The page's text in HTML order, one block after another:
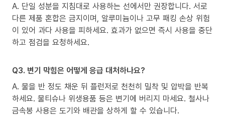
A. 단일 성분을 지침대로 사용하는 선에서만 권장합니다. 서로
다른 제품 혼합은 금지이며, 알루미늄이나 고무 패킹 손상 위험
이 있어 과다 사용을 피하세요. 효과가 없으면 즉시 사용을 중단
하고 점검을 요청하세요.
Q3. 변기 막힘은 어떻게 응급 대처하나요?
A. 물을 반 정도 채운 뒤 플런저로 천천히 밀착 및 압박을 반복
하세요. 물티슈나 위생용품 등은 변기에 버리지 마세요. 철사나
금속봉 사용은 도기와 배관을 상하게 할 수 있습니다.